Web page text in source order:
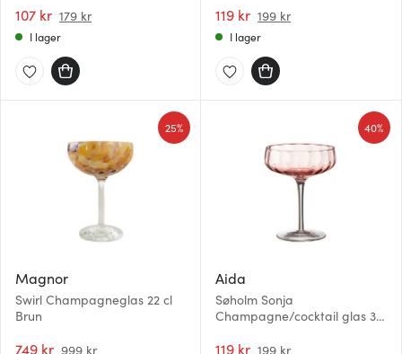
107 kr 179 kr
I lager
119 kr 199 kr
I lager
Magnor
Swirl Champagneglas 22 cl
Brun
749 kr 999 kr
25%
Aida
Søholm Sonja
Champagne/cocktail glas 30
119 kr 199 kr
40%